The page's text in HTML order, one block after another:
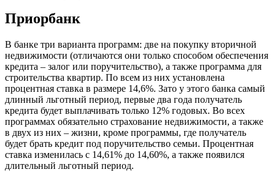
Приорбанк
В банке три варианта программ: две на покупку вторичной
недвижимости (отличаются они только способом обеспечения
кредита – залог или поручительство), а также программа для
строительства квартир. По всем из них установлена
процентная ставка в размере 14,6%. Зато у этого банка самый
длинный льготный период, первые два года получатель
кредита будет выплачивать только 12% годовых. Во всех
программах обязательно страхование недвижимости, а также
в двух из них – жизни, кроме программы, где получатель
будет брать кредит под поручительство семьи. Процентная
ставка изменилась с 14,61% до 14,60%, а также появился
длительный льготный период.